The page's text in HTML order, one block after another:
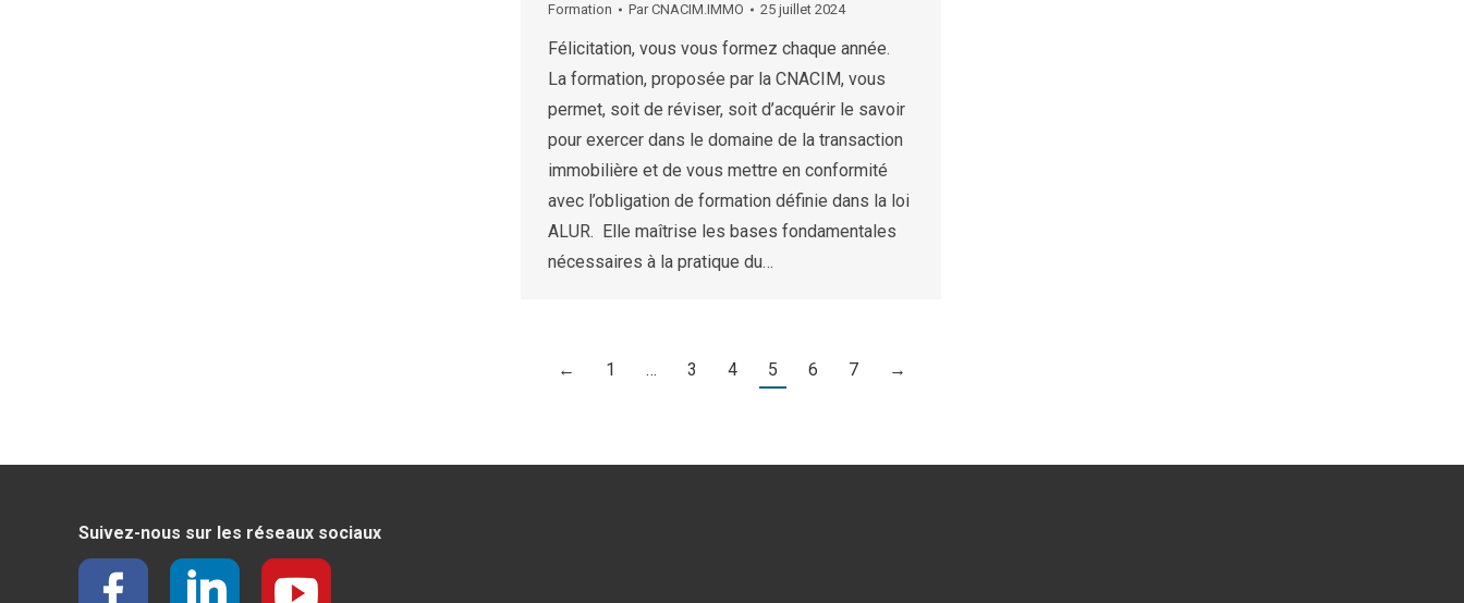
Formation ParCNACIM.IMMO 25 juillet 2024
Félicitation, vous vous formez chaque année.
La formation, proposée par la CNACIM, vous
permet, soit de réviser, soit d’acquérir le savoir
pour exercer dans le domaine de la transaction
immobilière et de vous mettre en conformité
avec l’obligation de formation définie dans la loi
ALUR. Elle maîtrise les bases fondamentales
nécessaires à la pratique du…
← 1 … 3 4 5 6 7 →
Suivez-nous sur les réseaux sociaux